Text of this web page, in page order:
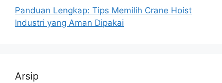
Panduan Lengkap: Tips Memilih Crane Hoist
Industri yang Aman Dipakai
Arsip